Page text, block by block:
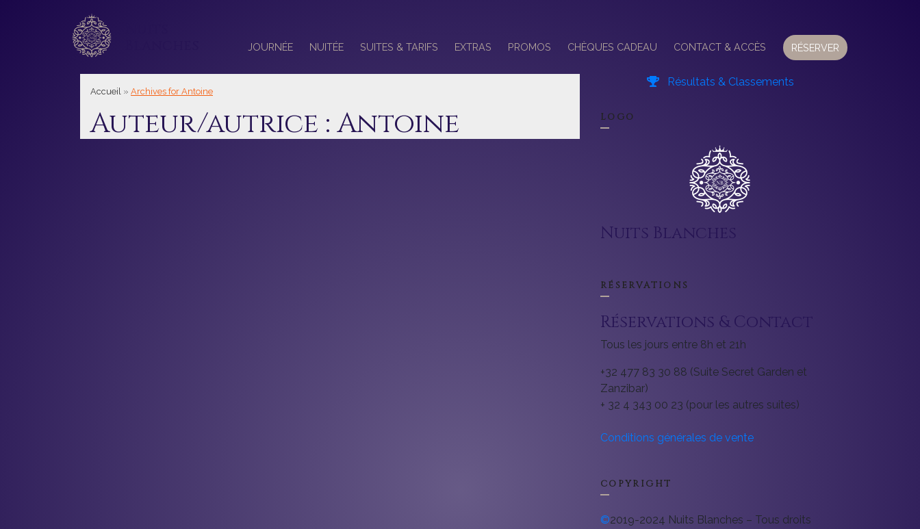
JOURNÉE NUITÉE SUITES & TARIFS EXTRAS PROMOS CHÈQUES CADEAU CONTACT & ACCÈS RÉSERVER
Accueil » Archives for Antoine
Auteur/autrice :Antoine
Résultats & Classements
LOGO
Nuits Blanches
RÉSERVATIONS
Réservations & Contact
Tous les jours entre 8h et 21h
+32 477 83 30 88 (Suite Secret Garden et
Zanzibar)
+ 32 4 343 00 23 (pour les autres suites)
Conditions générales de vente
COPYRIGHT
©2019-2024 Nuits Blanches – Tous droits